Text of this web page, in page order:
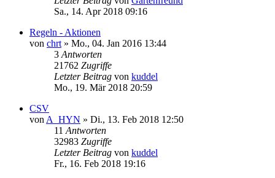
Sa., 14. Apr 2018 09:16
Regeln - Aktionen
von chrt » Mo., 04. Jan 2016 13:44
3 Antworten
21762 Zugriffe
Letzter Beitrag von kuddel
Mo., 19. Mär 2018 20:59
CSV
von A_HYN » Di., 13. Feb 2018 12:50
11 Antworten
32983 Zugriffe
Letzter Beitrag von kuddel
Fr., 16. Feb 2018 19:16